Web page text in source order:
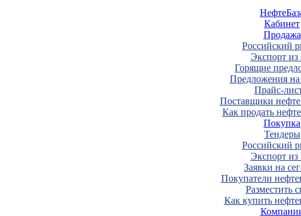
Кабинет
Продажа
Российский
Экспорт
Горящие
Предложения на
Прайс-
Поставщики
Как продать
Покупка
Тендеры
Российский
Экспорт
Заявки на
Покупатели
Разместить
Как купить